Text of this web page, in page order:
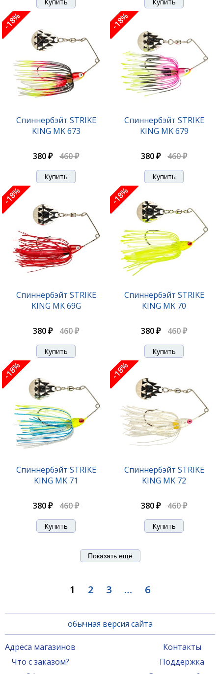
-18%
Спиннербэйт STRIKE
KING MK 673
380 ₽ 460 ₽
-18%
Спиннербэйт STRIKE
KING MK 679
380 ₽ 460 ₽
-18%
Спиннербэйт STRIKE
KING MK 69G
380 ₽ 460 ₽
-18%
Спиннербэйт STRIKE
KING MK 70
380 ₽ 460 ₽
-18%
Спиннербэйт STRIKE
KING MK 71
380 ₽ 460 ₽
-18%
Спиннербэйт STRIKE
KING MK 72
380 ₽ 460 ₽
Показать ещё
1 2 3 … 6
обычная версия сайта
Адреса магазинов
Что с заказом?
Контакты
Поддержка